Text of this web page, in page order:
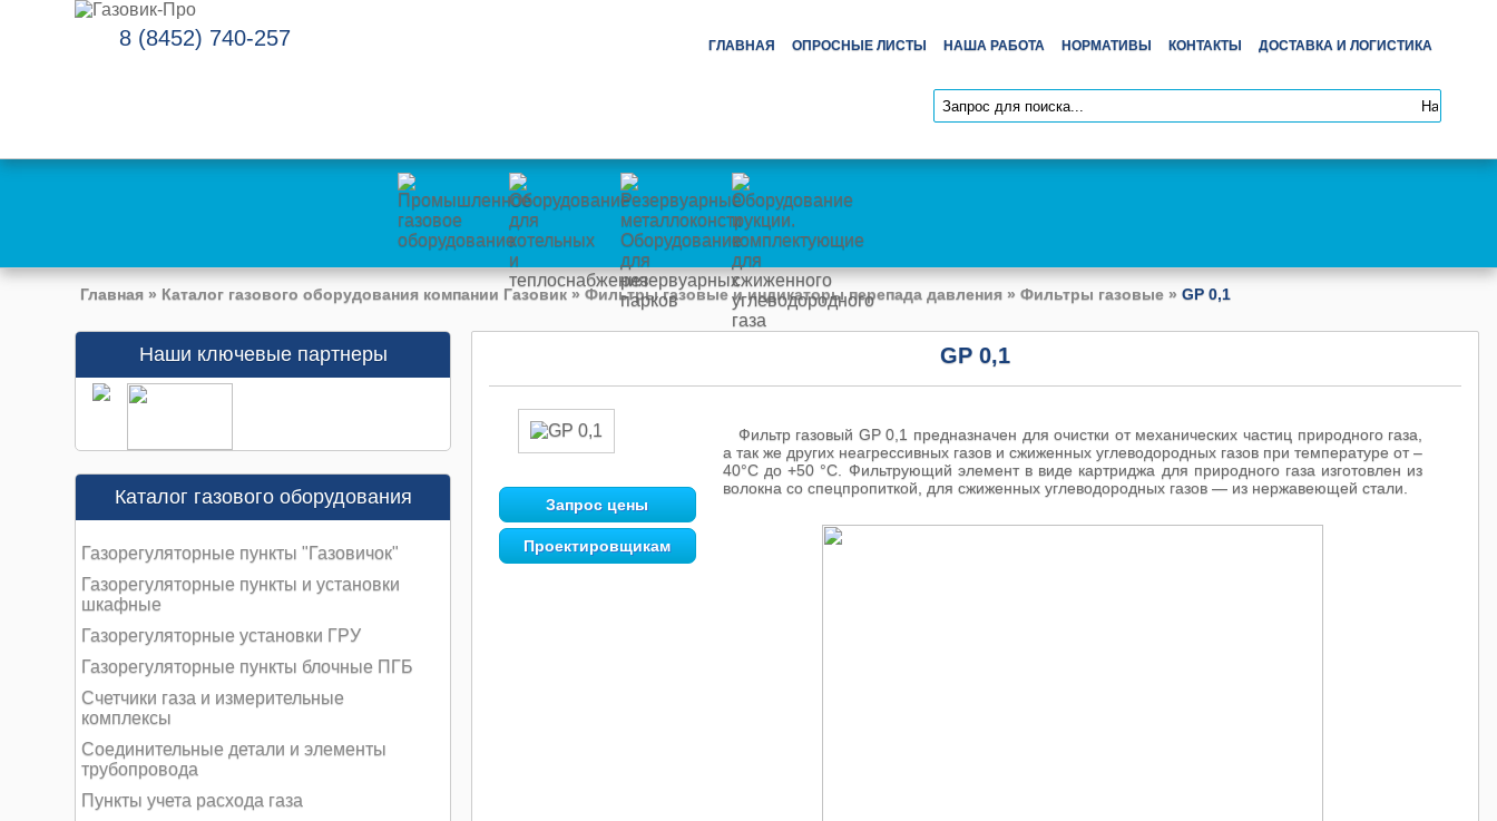
8 (8452) 740-257 ДОСТАВКА И ЛОГИСТИКА
КОНТАКТЫ
НОРМАТИВЫ
НАША РАБОТА
ОПРОСНЫЕ ЛИСТЫ
ГЛАВНАЯ
Главная » Каталог газового оборудования компании Газовик »Фильтры газовые и индикаторы перепада давления »Фильтры газовые »GP 0,1
Наши ключевые партнеры
Каталог газового оборудования
Газорегуляторные пункты "Газовичок"
Газорегуляторные пункты и установки
шкафные
Газорегуляторные установки ГРУ
Газорегуляторные пункты блочные ПГБ
Счетчики газа и измерительные
комплексы
Соединительные детали и элементы
трубопровода
Пункты учета расхода газа
GP 0,1
Запрос цены
Проектировщикам
Фильтр газовый GP 0,1 предназначен для очистки от механических частиц природного газа,
а так же других неагрессивных газов и сжиженных углеводородных газов при температуре от –
40°С до +50 °С. Фильтрующий элемент в виде картриджа для природного газа изготовлен из
волокна со спецпропиткой, для сжиженных углеводородных газов — из нержавеющей стали.